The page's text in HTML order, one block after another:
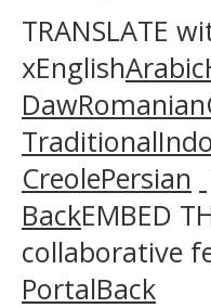
TRANSLATE
xEnglishArabic
DawRomanian
Traditional
CreolePersian
BackEMBED
collaborative
PortalBack